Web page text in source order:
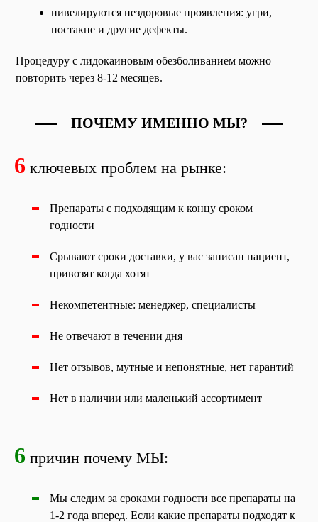
нивелируются нездоровые проявления: угри,
постакне и другие дефекты.
Процедуру с лидокаиновым обезболиванием можно
повторить через 8-12 месяцев.
ПОЧЕМУ ИМЕННО МЫ?
6 ключевых проблем на рынке:
Препараты с подходящим к концу сроком
годности
Срывают сроки доставки, у вас записан пациент,
привозят когда хотят
Некомпетентные: менеджер, специалисты
Не отвечают в течении дня
Нет отзывов, мутные и непонятные, нет гарантий
Нет в наличии или маленький ассортимент
6 причин почему МЫ:
Мы следим за сроками годности все препараты на
1-2 года вперед. Если какие препараты подходят к